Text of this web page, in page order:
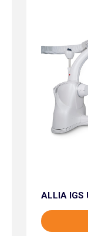
ALLIA IGS